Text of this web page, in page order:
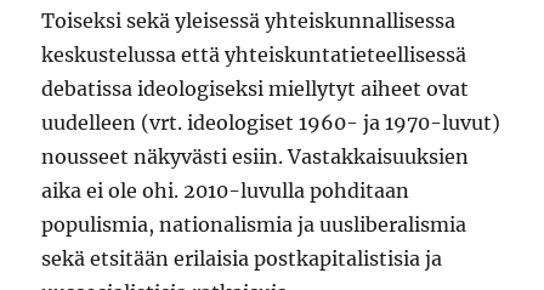
Toiseksi sekä yleisessä yhteiskunnallisessa
keskustelussa että yhteiskuntatieteellisessä
debatissa ideologiseksi miellytyt aiheet ovat
uudelleen (vrt. ideologiset 1960- ja 1970-luvut)
nousseet näkyvästi esiin. Vastakkaisuuksien
aika ei ole ohi. 2010-luvulla pohditaan
populismia, nationalismia ja uusliberalismia
sekä etsitään erilaisia postkapitalistisia ja